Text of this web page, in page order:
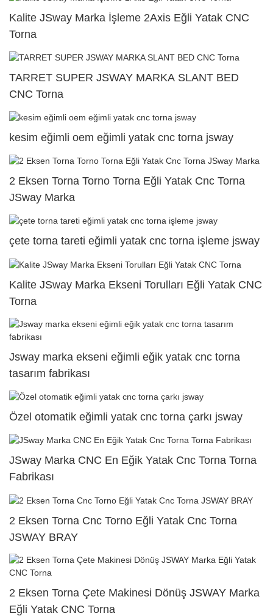
Kalite JSway Marka İşleme 2Axis Eğli Yatak CNC
Torna
TARRET SUPER JSWAY MARKA SLANT BED
CNC Torna
kesim eğimli oem eğimli yatak cnc torna jsway
2 Eksen Torna Torno Torna Eğli Yatak Cnc Torna
JSway Marka
çete torna tareti eğimli yatak cnc torna işleme jsway
Kalite JSway Marka Ekseni Torulları Eğli Yatak CNC
Torna
Jsway marka ekseni eğimli eğik yatak cnc torna
tasarım fabrikası
Özel otomatik eğimli yatak cnc torna çarkı jsway
JSway Marka CNC En Eğik Yatak Cnc Torna Torna
Fabrikası
2 Eksen Torna Cnc Torno Eğli Yatak Cnc Torna
JSWAY BRAY
2 Eksen Torna Çete Makinesi Dönüş JSWAY Marka
Eğli Yatak CNC Torna